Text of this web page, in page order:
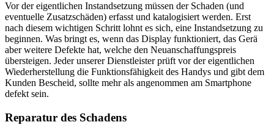
Vor der eigentlichen Instandsetzung müssen der Schaden (und
eventuelle Zusatzschäden) erfasst und katalogisiert werden. Erst
nach diesem wichtigen Schritt lohnt es sich, eine Instandsetzung zu
beginnen. Was bringt es, wenn das Display funktioniert, das Gerä
aber weitere Defekte hat, welche den Neuanschaffungspreis
übersteigen. Jeder unserer Dienstleister prüft vor der eigentlichen
Wiederherstellung die Funktionsfähigkeit des Handys und gibt dem
Kunden Bescheid, sollte mehr als angenommen am Smartphone
defekt sein.
Reparatur des Schadens